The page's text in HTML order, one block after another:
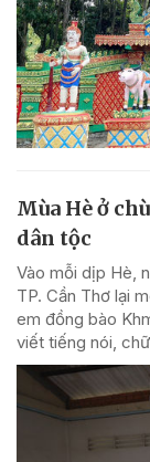
Mùa Hè ở
dân tộc
Vào mỗi dịp Hè,
TP. Cần Thơ lại
em đồng bào
viết tiếng nói,